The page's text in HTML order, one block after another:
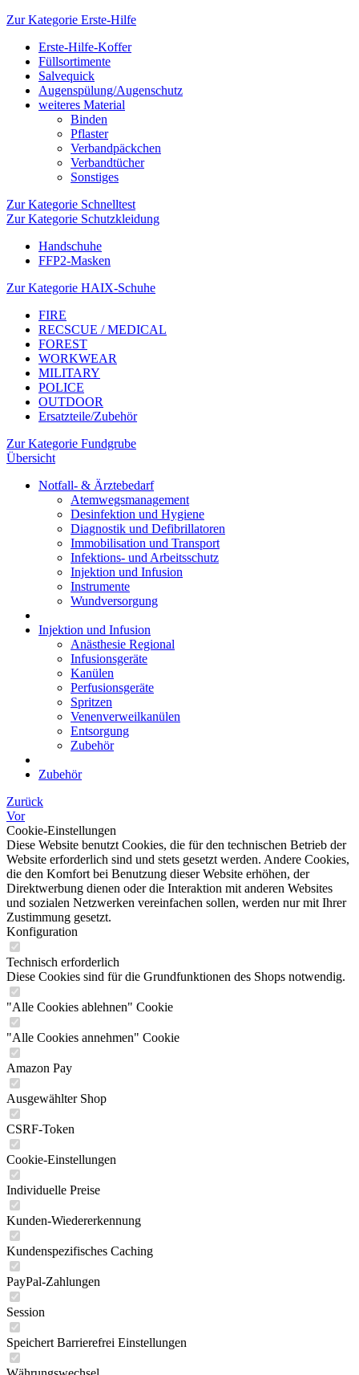
Zur Kategorie Erste-Hilfe
Erste-Hilfe-Koffer
Füllsortimente
Salvequick
Augenspülung/Augenschutz
weiteres Material
Binden
Pflaster
Verbandpäckchen
Verbandtücher
Sonstiges
Zur Kategorie Schnelltest
Zur Kategorie Schutzkleidung
Handschuhe
FFP2-Masken
Zur Kategorie HAIX-Schuhe
FIRE
RECSCUE / MEDICAL
FOREST
WORKWEAR
MILITARY
POLICE
OUTDOOR
Ersatzteile/Zubehör
Zur Kategorie Fundgrube
Übersicht
Notfall- & Ärztebedarf
Atemwegsmanagement
Desinfektion und Hygiene
Diagnostik und Defibrillatoren
Immobilisation und Transport
Infektions- und Arbeitsschutz
Injektion und Infusion
Instrumente
Wundversorgung
Injektion und Infusion
Anästhesie Regional
Infusionsgeräte
Kanülen
Perfusionsgeräte
Spritzen
Venenverweilkanülen
Entsorgung
Zubehör
Zubehör
Zurück
Vor
Cookie-Einstellungen
Diese Website benutzt Cookies, die für den technischen Betrieb der
Website erforderlich sind und stets gesetzt werden. Andere Cookies,
die den Komfort bei Benutzung dieser Website erhöhen, der
Direktwerbung dienen oder die Interaktion mit anderen Websites
und sozialen Netzwerken vereinfachen sollen, werden nur mit Ihrer
Zustimmung gesetzt.
Konfiguration
Technisch erforderlich
Diese Cookies sind für die Grundfunktionen des Shops notwendig.
"Alle Cookies ablehnen" Cookie
"Alle Cookies annehmen" Cookie
Amazon Pay
Ausgewählter Shop
CSRF-Token
Cookie-Einstellungen
Individuelle Preise
Kunden-Wiedererkennung
Kundenspezifisches Caching
PayPal-Zahlungen
Session
Speichert Barrierefrei Einstellungen